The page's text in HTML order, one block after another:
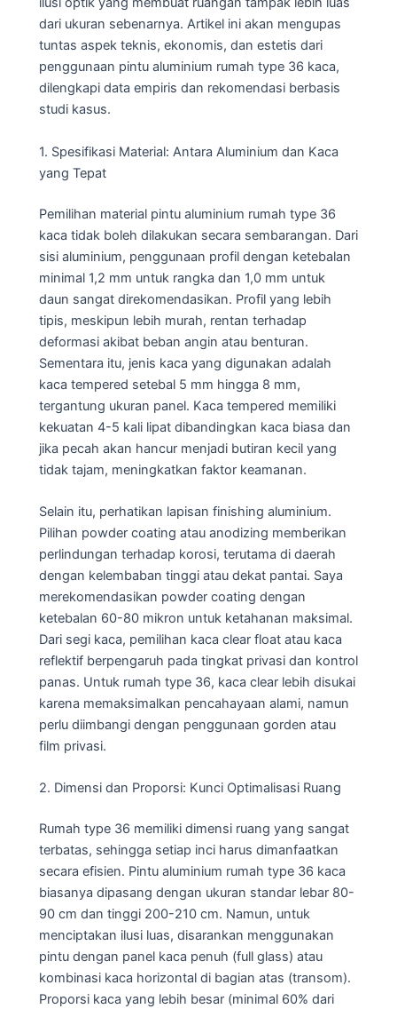
dari ukuran sebenarnya. Artikel ini akan mengupas
tuntas aspek teknis, ekonomis, dan estetis dari
penggunaan pintu aluminium rumah type 36 kaca,
dilengkapi data empiris dan rekomendasi berbasis
studi kasus.
1. Spesifikasi Material: Antara Aluminium dan Kaca
yang Tepat
Pemilihan material pintu aluminium rumah type 36
kaca tidak boleh dilakukan secara sembarangan. Dari
sisi aluminium, penggunaan profil dengan ketebalan
minimal 1,2 mm untuk rangka dan 1,0 mm untuk
daun sangat direkomendasikan. Profil yang lebih
tipis, meskipun lebih murah, rentan terhadap
deformasi akibat beban angin atau benturan.
Sementara itu, jenis kaca yang digunakan adalah
kaca tempered setebal 5 mm hingga 8 mm,
tergantung ukuran panel. Kaca tempered memiliki
kekuatan 4-5 kali lipat dibandingkan kaca biasa dan
jika pecah akan hancur menjadi butiran kecil yang
tidak tajam, meningkatkan faktor keamanan.
Selain itu, perhatikan lapisan finishing aluminium.
Pilihan powder coating atau anodizing memberikan
perlindungan terhadap korosi, terutama di daerah
dengan kelembaban tinggi atau dekat pantai. Saya
merekomendasikan powder coating dengan
ketebalan 60-80 mikron untuk ketahanan maksimal.
Dari segi kaca, pemilihan kaca clear float atau kaca
reflektif berpengaruh pada tingkat privasi dan kontrol
panas. Untuk rumah type 36, kaca clear lebih disukai
karena memaksimalkan pencahayaan alami, namun
perlu diimbangi dengan penggunaan gorden atau
film privasi.
2. Dimensi dan Proporsi: Kunci Optimalisasi Ruang
Rumah type 36 memiliki dimensi ruang yang sangat
terbatas, sehingga setiap inci harus dimanfaatkan
secara efisien. Pintu aluminium rumah type 36 kaca
biasanya dipasang dengan ukuran standar lebar 80-
90 cm dan tinggi 200-210 cm. Namun, untuk
menciptakan ilusi luas, disarankan menggunakan
pintu dengan panel kaca penuh (full glass) atau
kombinasi kaca horizontal di bagian atas (transom).
Proporsi kaca yang lebih besar (minimal 60% dari